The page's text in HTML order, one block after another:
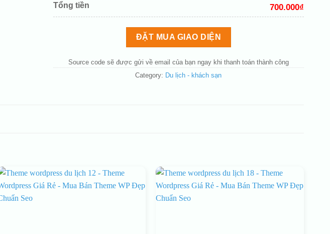
Thay đổi bố cục trang chủ (đơn giản)
Tổng tiền 700.000₫
ĐẶT MUA GIAO DIỆN
Source code sẽ được gửi về email của bạn ngay khi thanh toán thành công
Category: Du lịch - khách sạn